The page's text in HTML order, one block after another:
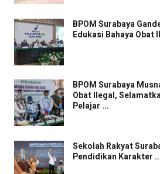
BPOM Surabaya
Edukasi Bahaya Obat
BPOM Surabaya
Obat Ilegal,
Pelajar ...
Sekolah Rakyat
Pendidikan Karakter